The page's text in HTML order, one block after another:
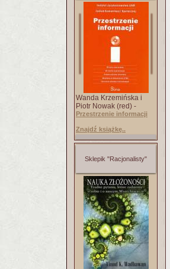
Wanda Krzemińska i
Piotr Nowak (red) -
Przestrzenie informacji
Znajdź książkę..
Sklepik "Racjonalisty"